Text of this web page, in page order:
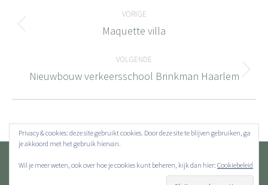
VORIGE
Vorig
Maquette villa
VOLGENDE
Volgend
Nieuwbouw verkeersschool Brinkman Haarlem
Privacy & cookies: deze site gebruikt cookies. Door deze site te blijven gebruiken, ga
je akkoord met het gebruik hiervan.
Wil je meer weten, ook over hoe je cookies kunt beheren, kijk dan hier: Cookiebeleid